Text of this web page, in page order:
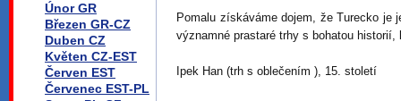
Únor GR
Březen GR-CZ
Duben CZ
Květen CZ-EST
Červen EST
Červenec EST-PL
Pomalu získáváme dojem, že Turecko
významné prastaré trhy s bohatou
Ipek Han (trh s oblečením ), 15. století